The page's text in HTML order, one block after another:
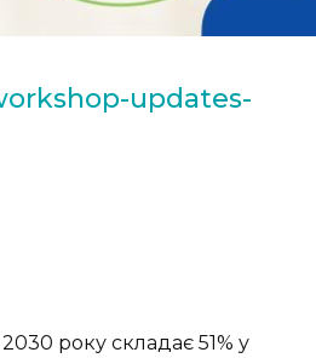
updates-
року складає 51% у